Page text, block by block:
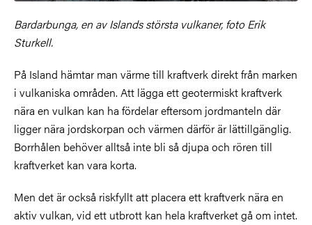
Bardarbunga, en av Islands största vulkaner, foto Erik
Sturkell.
På Island hämtar man värme till kraftverk direkt från marken
i vulkaniska områden. Att lägga ett geotermiskt kraftverk
nära en vulkan kan ha fördelar eftersom jordmanteln där
ligger nära jordskorpan och värmen därför är lättillgänglig.
Borrhålen behöver alltså inte bli så djupa och rören till
kraftverket kan vara korta.
Men det är också riskfyllt att placera ett kraftverk nära en
aktiv vulkan, vid ett utbrott kan hela kraftverket gå om intet.